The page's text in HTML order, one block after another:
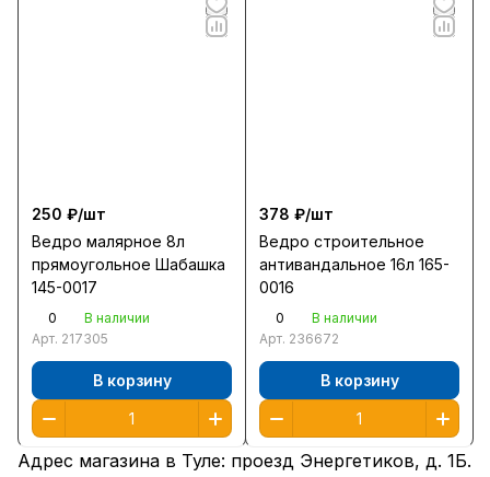
250 ₽/шт
Ведро малярное 8л
прямоугольное Шабашка
145-0017
0
В наличии
Арт. 217305
В корзину
378 ₽/шт
Ведро строительное
антивандальное 16л 165-
0016
0
В наличии
Арт. 236672
В корзину
Адрес магазина в Туле: проезд Энергетиков, д. 1Б.